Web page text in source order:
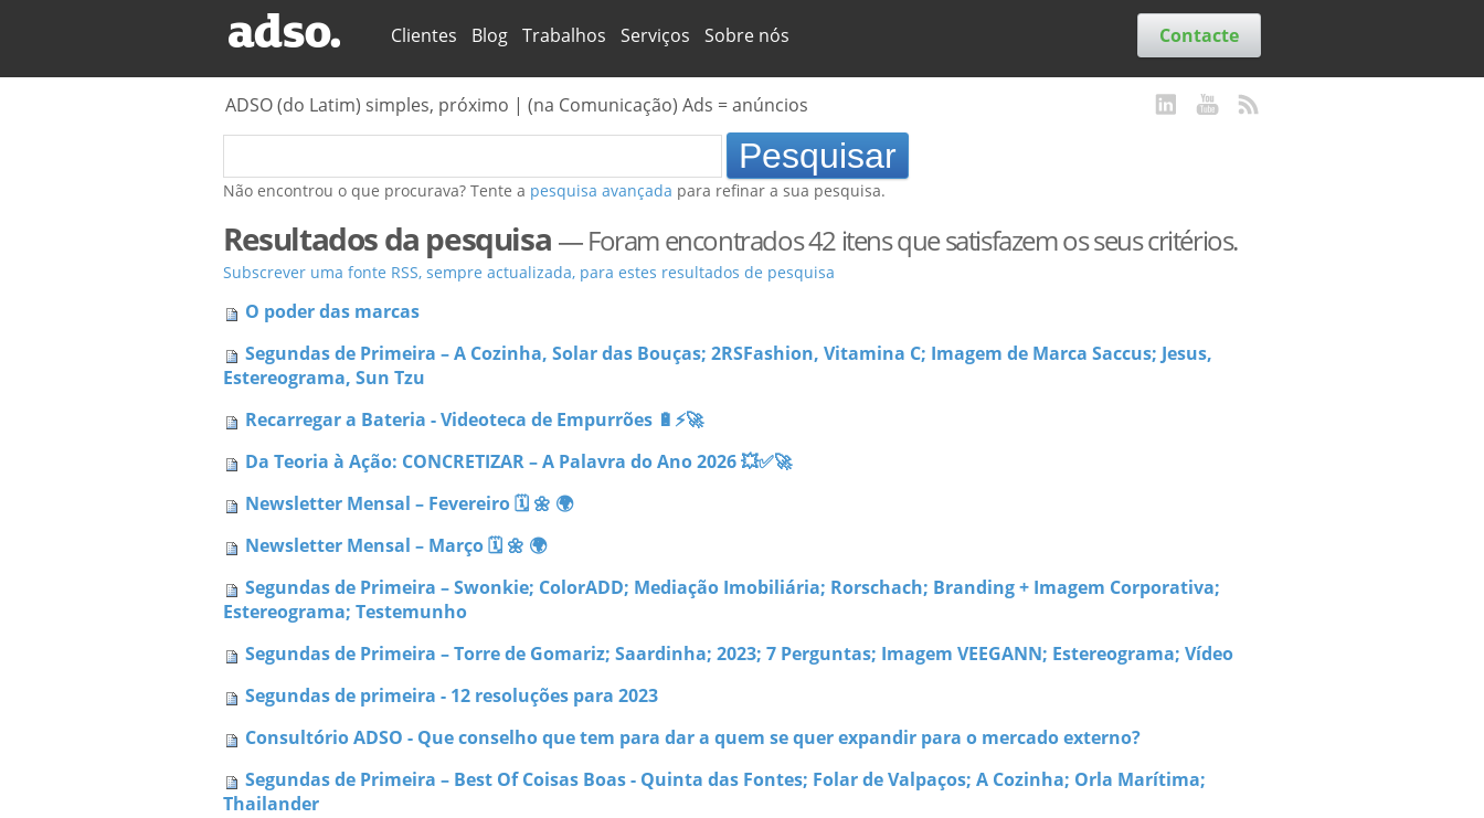
Secções
Clientes Blog Trabalhos Serviços Sobre nós
ADSO (do Latim) simples, próximo | (na Comunicação) Ads = anúncios
Contacte
Não encontrou o que procurava? Tente a pesquisa avançada para refinar a sua pesquisa.
Resultados da pesquisa —Foram encontrados 42 itens que satisfazem os seus critérios.
Subscrever uma fonte RSS, sempre actualizada, para estes resultados de pesquisa
O poder das marcas
Segundas de Primeira – A Cozinha, Solar das Bouças; 2RSFashion, Vitamina C; Imagem de Marca Saccus; Jesus,
Estereograma, Sun Tzu
Recarregar a Bateria - Videoteca de Empurrões 🔋⚡🚀
Da Teoria à Ação: CONCRETIZAR – A Palavra do Ano 2026 💥✅🚀
Newsletter Mensal – Fevereiro 🗓 🌼 🌍
Newsletter Mensal – Março 🗓 🌼 🌍
Segundas de Primeira – Swonkie; ColorADD; Mediação Imobiliária; Rorschach; Branding + Imagem Corporativa;
Estereograma; Testemunho
Segundas de Primeira – Torre de Gomariz; Saardinha; 2023; 7 Perguntas; Imagem VEEGANN; Estereograma; Vídeo
Segundas de primeira - 12 resoluções para 2023
Consultório ADSO - Que conselho que tem para dar a quem se quer expandir para o mercado externo?
Segundas de Primeira – Best Of Coisas Boas - Quinta das Fontes; Folar de Valpaços; A Cozinha; Orla Marítima;
Thailander